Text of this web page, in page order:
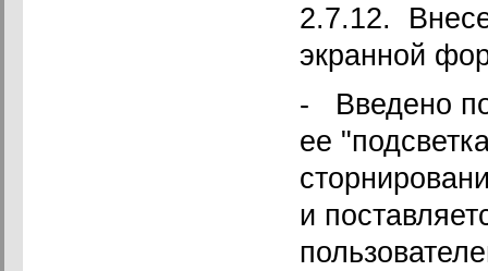
2.7.12.
экранной
- Введено
ее
и